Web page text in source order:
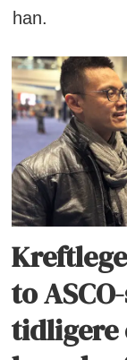
han.
to
tidligere